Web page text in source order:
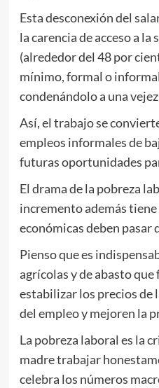
Esta desconexión del
la carencia de acceso a
(alrededor del 48 por
mínimo, formal o
condenándolo a una
Así, el trabajo se
empleos informales de
futuras oportunidades
El drama de la pobreza
incremento además
económicas deben pasar
Pienso que es
agrícolas y de abasto
estabilizar los precios de
del empleo y mejoren la
La pobreza laboral es la
madre trabajar
celebra los números